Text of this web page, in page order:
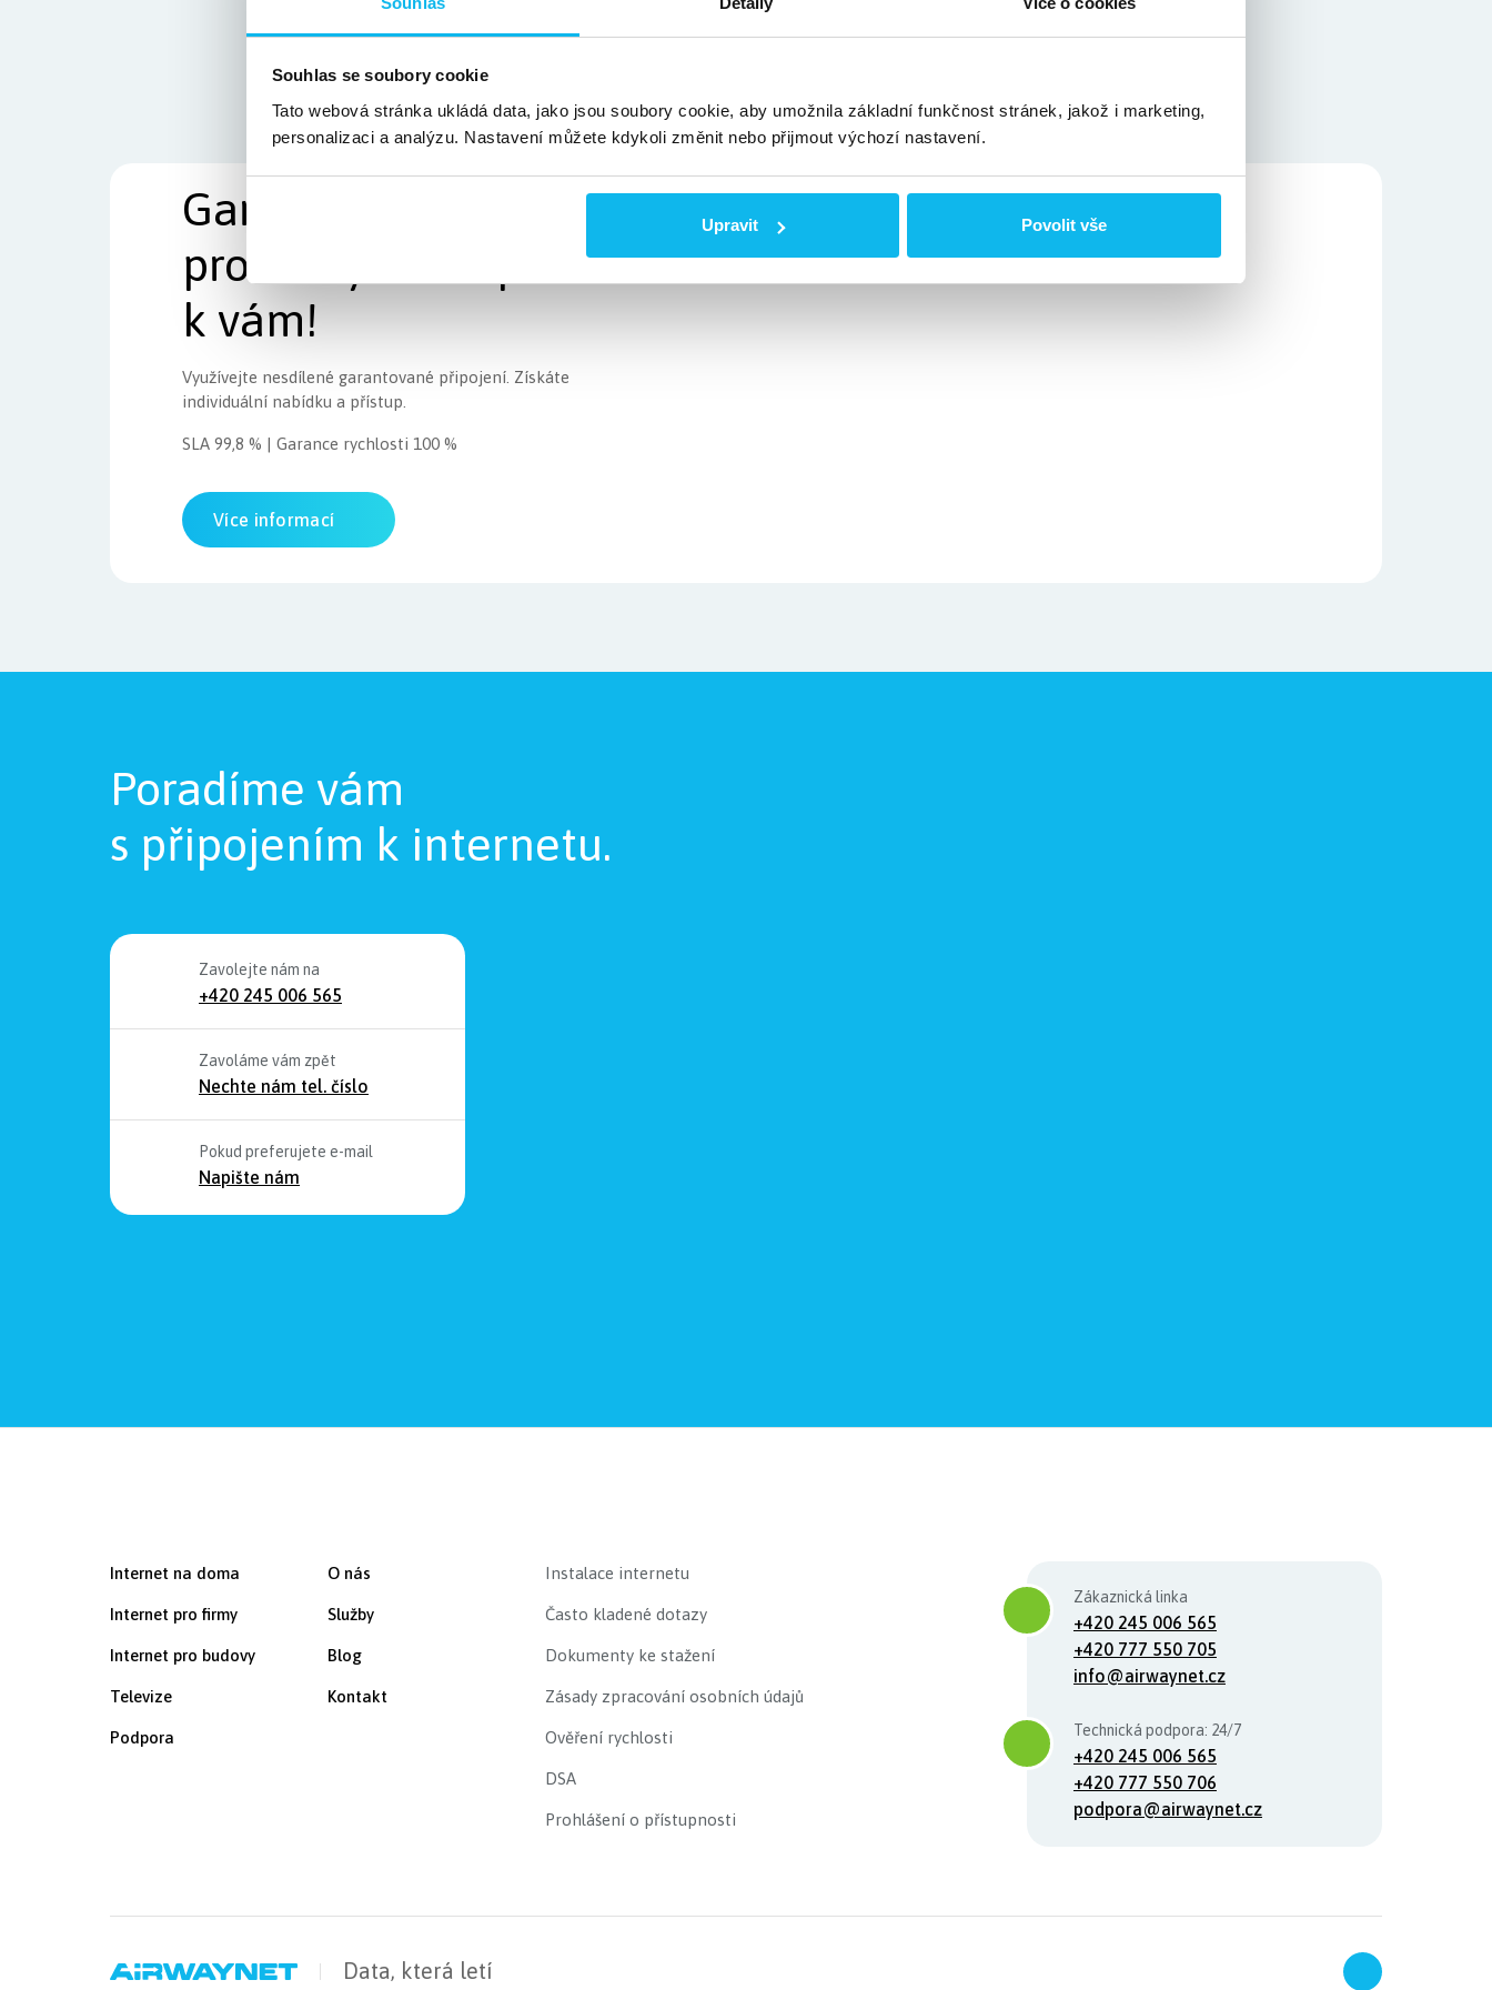
Souhlas se soubory cookie
Tato webová stránka ukládá data, jako jsou soubory cookie, aby umožnila základní funkčnost stránek, jakož i marketing,
personalizaci a analýzu. Nastavení můžete kdykoli změnit nebo přijmout výchozí nastavení.
Upravit Povolit vše
Garantované připojení
pro firmy. Data přímo
k vám!
Využívejte nesdílené garantované připojení. Získáte
individuální nabídku a přístup.
SLA 99,8 % | Garance rychlosti 100 %
Více informací
Poradíme vám
s připojením k internetu.
Zavolejte nám na
+420 245 006 565
Zavoláme vám zpět
Nechte nám tel. číslo
Pokud preferujete e-mail
Napište nám
Internet na doma
Internet pro firmy
Internet pro budovy
Televize
Podpora
O nás
Služby
Blog
Kontakt
Instalace internetu
Často kladené dotazy
Dokumenty ke stažení
Zásady zpracování osobních údajů
Ověření rychlosti
DSA
Prohlášení o přístupnosti
Zákaznická linka
+420 245 006 565
+420 777 550 705
info@airwaynet.cz
Technická podpora: 24/7
+420 245 006 565
+420 777 550 706
podpora@airwaynet.cz
Data, která letí